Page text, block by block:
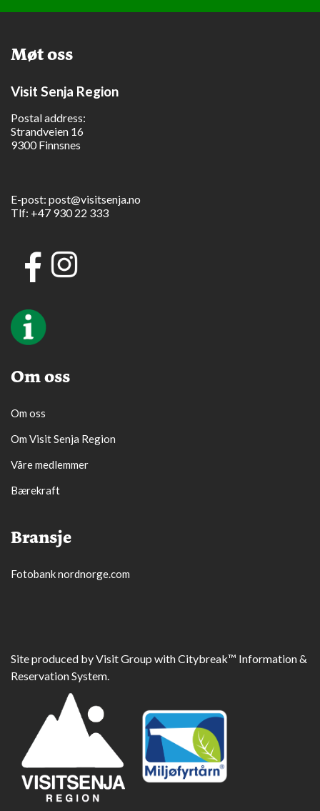
Møt oss
Visit Senja Region
Postal address:
Strandveien 16
9300 Finnsnes
E-post: post@visitsenja.no
Tlf: +47 930 22 333
Om oss
Om oss
Om Visit Senja Region
Våre medlemmer
Bærekraft
Bransje
Fotobank nordnorge.com
Site produced byVisit Group withCitybreak™ Information &
Reservation System.